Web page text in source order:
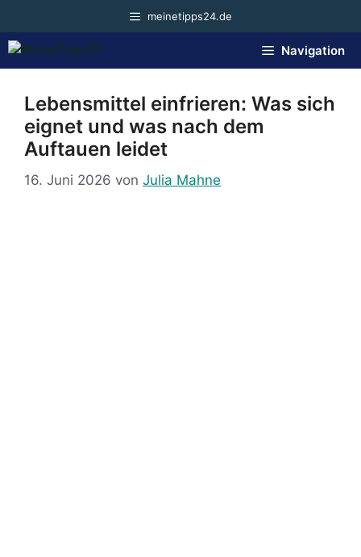
springen
meinetipps24.de
Navigation
Lebensmittel einfrieren: Was sich
eignet und was nach dem
Auftauen leidet
16. Juni 2026 von Julia Mahne